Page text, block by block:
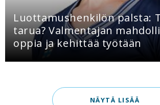
Luottamushenkilön palsta:
tarua? Valmentajan
oppia ja kehittää työtään
NÄYTÄ LISÄÄ